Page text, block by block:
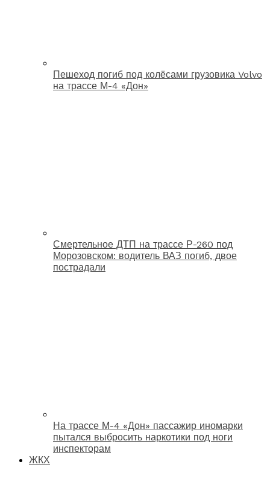
Пешеход погиб под колёсами грузовика Volvo
на трассе М-4 «Дон»
Смертельное ДТП на трассе Р-260 под
Морозовском: водитель ВАЗ погиб, двое
пострадали
На трассе М-4 «Дон» пассажир иномарки
пытался выбросить наркотики под ноги
инспекторам
ЖКХ